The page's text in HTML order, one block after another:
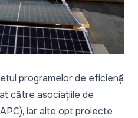
programelor de eficiență
către asociațiile de
iar alte opt proiecte